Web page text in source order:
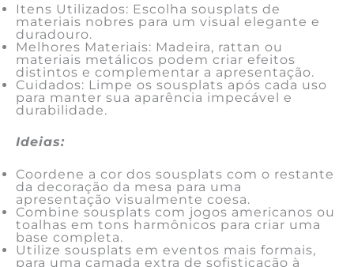
Itens Utilizados: Escolha sousplats de
materiais nobres para um visual elegante e
duradouro.
Melhores Materiais: Madeira, rattan ou
materiais metálicos podem criar efeitos
distintos e complementar a apresentação.
Cuidados: Limpe os sousplats após cada uso
para manter sua aparência impecável e
durabilidade.
Ideias:
Coordene a cor dos sousplats com o restante
da decoração da mesa para uma
apresentação visualmente coesa.
Combine sousplats com jogos americanos ou
toalhas em tons harmônicos para criar uma
base completa.
Utilize sousplats em eventos mais formais,
para uma camada extra de sofisticação à